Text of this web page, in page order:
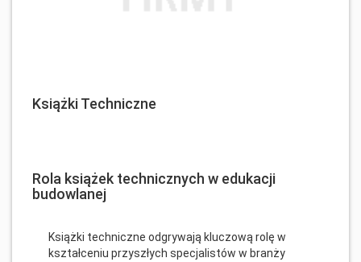
Książki Techniczne
Rola książek technicznych w edukacji
budowlanej
Książki techniczne odgrywają kluczową rolę w
kształceniu przyszłych specjalistów w branży